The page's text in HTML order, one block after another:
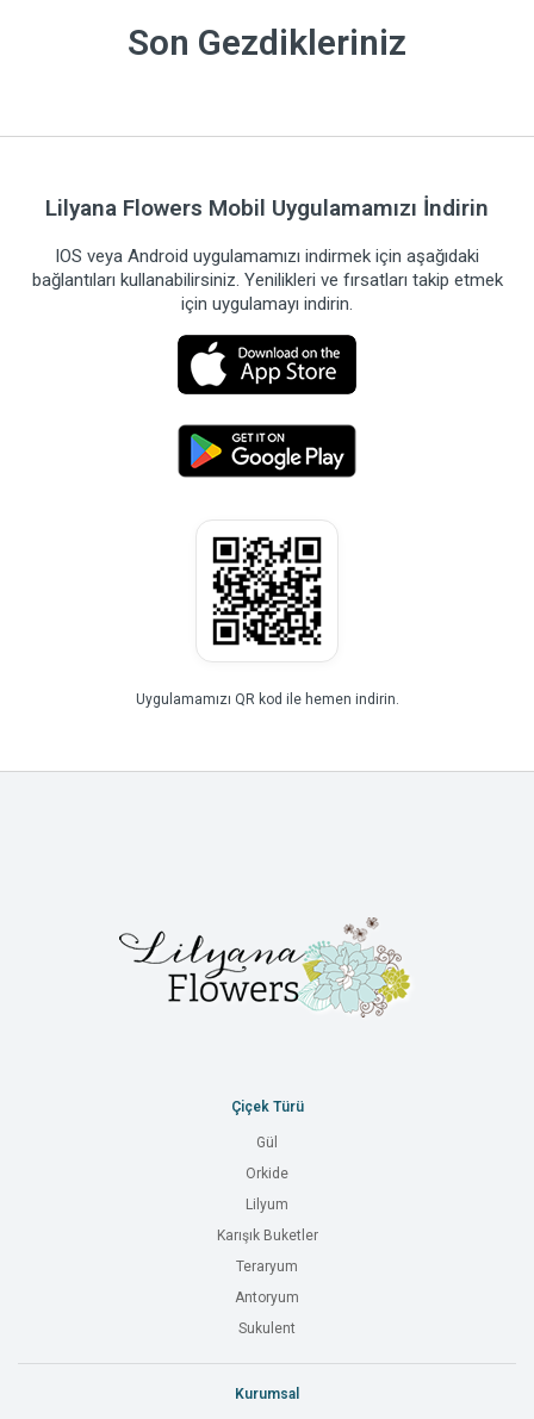
Son Gezdikleriniz
Lilyana Flowers Mobil Uygulamamızı İndirin
IOS veya Android uygulamamızı indirmek için aşağıdaki
bağlantıları kullanabilirsiniz. Yenilikleri ve fırsatları takip etmek
için uygulamayı indirin.
Uygulamamızı QR kod ile hemen indirin.
Çiçek Türü
Gül
Orkide
Lilyum
Karışık Buketler
Teraryum
Antoryum
Sukulent
Kurumsal